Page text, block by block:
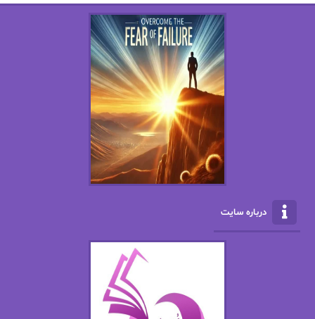
استل مسکم
اصغر زاده
اکرم محمدی
الف صاد
الکساندر دوما
الناز پاکپور‌
الناز محمدی
امیر فرهی
باران
درباره سایت